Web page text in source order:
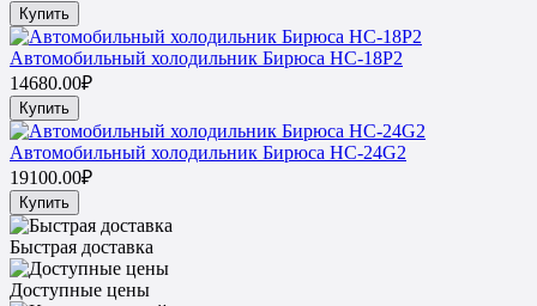
Купить
Автомобильный холодильник Бирюса НС-18P2
14680.00₽
Купить
Автомобильный холодильник Бирюса НС-24G2
19100.00₽
Купить
Быстрая доставка
Доступные цены